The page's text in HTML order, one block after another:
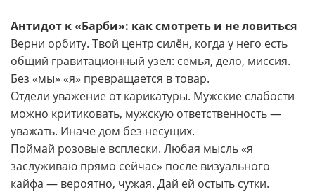
Антидот к «Барби»: как смотреть и не ловиться
Верни орбиту. Твой центр силён, когда у него есть
общий гравитационный узел: семья, дело, миссия.
Без «мы» «я» превращается в товар.
Отдели уважение от карикатуры. Мужские слабости
можно критиковать, мужскую ответственность —
уважать. Иначе дом без несущих.
Поймай розовые всплески. Любая мысль «я
заслуживаю прямо сейчас» после визуального
кайфа — вероятно, чужая. Дай ей остыть сутки.